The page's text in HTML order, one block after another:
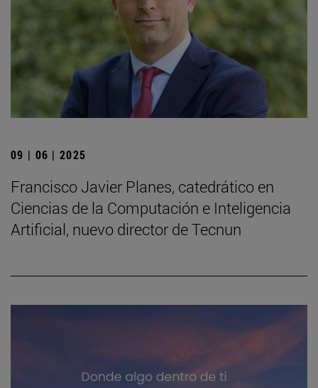
09 | 06 | 2025
Francisco Javier Planes, catedrático en
Ciencias de la Computación e Inteligencia
Artificial, nuevo director de Tecnun